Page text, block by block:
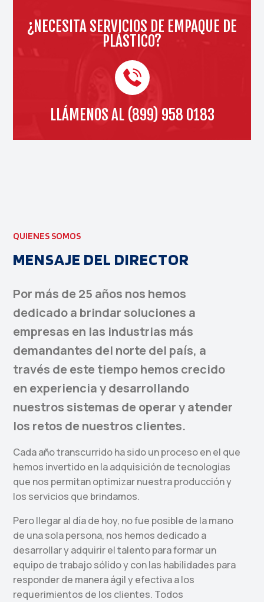
¿NECESITA SERVICIOS DE EMPAQUE DE
PLÁSTICO?
LLÁMENOS AL (899) 958 0183
QUIENES SOMOS
MENSAJE DEL DIRECTOR
Por más de 25 años nos hemos
dedicado a brindar soluciones a
empresas en las industrias más
demandantes del norte del país, a
través de este tiempo hemos crecido
en experiencia y desarrollando
nuestros sistemas de operar y atender
los retos de nuestros clientes.
Cada año transcurrido ha sido un proceso en el que
hemos invertido en la adquisición de tecnologías
que nos permitan optimizar nuestra producción y
los servicios que brindamos.
Pero llegar al día de hoy, no fue posible de la mano
de una sola persona, nos hemos dedicado a
desarrollar y adquirir el talento para formar un
equipo de trabajo sólido y con las habilidades para
responder de manera ágil y efectiva a los
requerimientos de los clientes. Todos